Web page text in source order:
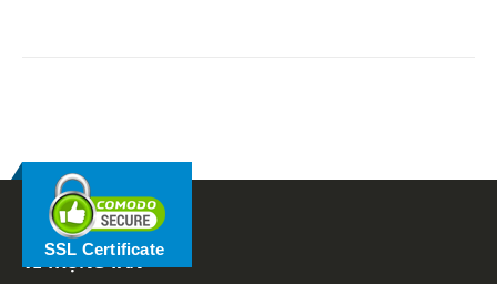
SSL Certificate
VỀ TRỌNG TẤN